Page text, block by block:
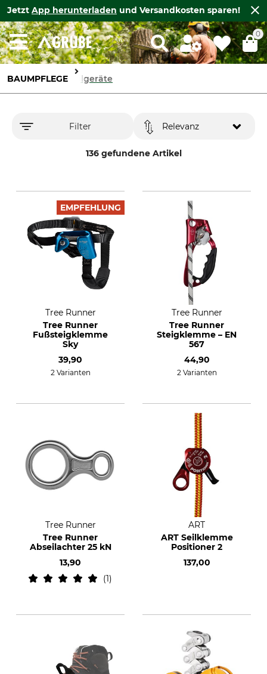
Jetzt App herunterladen und Versandkosten sparen!
0
BAUMPFLEGE Seilgeräte
Filter
136 gefundene Artikel
Relevanz
EMPFEHLUNG
Tree Runner
Tree Runner
Fußsteigklemme
Sky
39,90
2 Varianten
Tree Runner
Tree Runner
Steigklemme – EN
567
44,90
2 Varianten
Tree Runner
Tree Runner
Abseilachter 25 kN
13,90
1
ART
ART Seilklemme
Positioner 2
137,00